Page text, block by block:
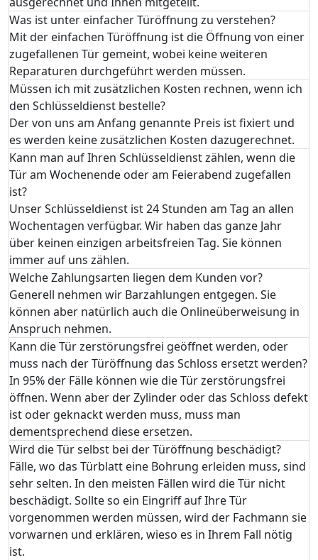
Was ist unter einfacher Türöffnung zu verstehen?
Mit der einfachen Türöffnung ist die Öffnung von einer
zugefallenen Tür gemeint, wobei keine weiteren
Reparaturen durchgeführt werden müssen.
Müssen ich mit zusätzlichen Kosten rechnen, wenn ich
den Schlüsseldienst bestelle?
Der von uns am Anfang genannte Preis ist fixiert und
es werden keine zusätzlichen Kosten dazugerechnet.
Kann man auf Ihren Schlüsseldienst zählen, wenn die
Tür am Wochenende oder am Feierabend zugefallen
ist?
Unser Schlüsseldienst ist 24 Stunden am Tag an allen
Wochentagen verfügbar. Wir haben das ganze Jahr
über keinen einzigen arbeitsfreien Tag. Sie können
immer auf uns zählen.
Welche Zahlungsarten liegen dem Kunden vor?
Generell nehmen wir Barzahlungen entgegen. Sie
können aber natürlich auch die Onlineüberweisung in
Anspruch nehmen.
Kann die Tür zerstörungsfrei geöffnet werden, oder
muss nach der Türöffnung das Schloss ersetzt werden?
In 95% der Fälle können wie die Tür zerstörungsfrei
öffnen. Wenn aber der Zylinder oder das Schloss defekt
ist oder geknackt werden muss, muss man
dementsprechend diese ersetzen.
Wird die Tür selbst bei der Türöffnung beschädigt?
Fälle, wo das Türblatt eine Bohrung erleiden muss, sind
sehr selten. In den meisten Fällen wird die Tür nicht
beschädigt. Sollte so ein Eingriff auf Ihre Tür
vorgenommen werden müssen, wird der Fachmann sie
vorwarnen und erklären, wieso es in Ihrem Fall nötig
ist.